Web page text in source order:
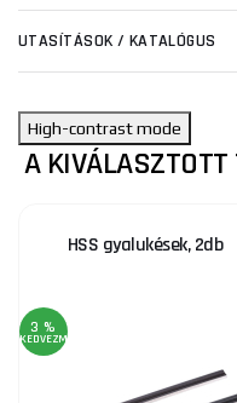
UTASÍTÁSOK / KATALÓGUS
High-contrast mode
A
HSS gyalukések, 2db
3 %
KEDVEZMÉNY